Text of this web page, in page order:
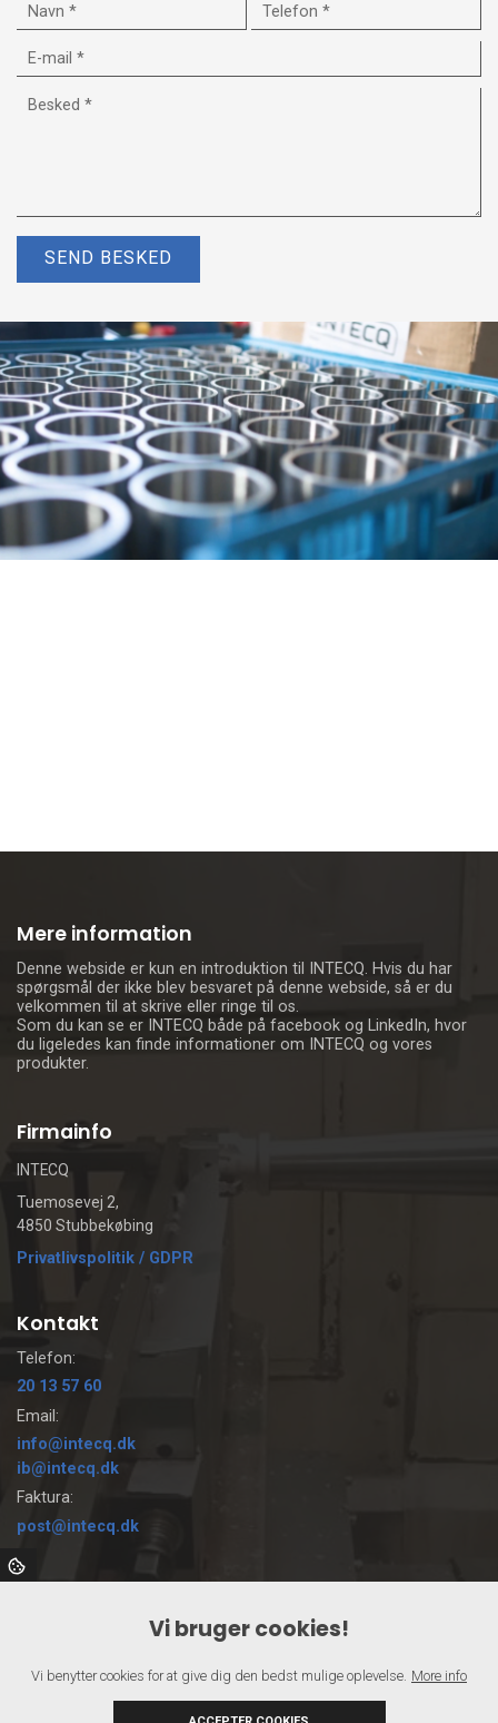
Mere information
Denne webside er kun en introduktion til INTECQ. Hvis du har
spørgsmål der ikke blev besvaret på denne webside, så er du
velkommen til at skrive eller ringe til os.
Som du kan se er INTECQ både på facebook og LinkedIn, hvor
du ligeledes kan finde informationer om INTECQ og vores
produkter.
Firmainfo
INTECQ
Tuemosevej 2,
4850 Stubbekøbing
Privatlivspolitik / GDPR
Kontakt
Telefon:
20 13 57 60
Email:
info@intecq.dk
ib@intecq.dk
Faktura:
post@intecq.dk
CNC Bearbejdning
Reparationer
Vi bruger cookies!
Vi benytter cookies for at give dig den bedst mulige oplevelse. More info